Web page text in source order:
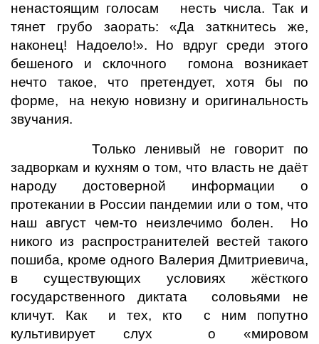
ненастоящим голосам несть числа. Так и
тянет грубо заорать: «Да заткнитесь же,
наконец! Надоело!». Но вдруг среди этого
бешеного и склочного гомона возникает
нечто такое, что претендует, хотя бы по
форме, на некую новизну и оригинальность
звучания.
Только ленивый не говорит по
задворкам и кухням о том, что власть не даёт
народу достоверной информации о
протекании в России пандемии или о том, что
наш август чем-то неизлечимо болен. Но
никого из распространителей вестей такого
пошиба, кроме одного Валерия Дмитриевича,
в существующих условиях жёсткого
государственного диктата соловьями не
кличут. Как и тех, кто с ним попутно
культивирует слух о «мировом